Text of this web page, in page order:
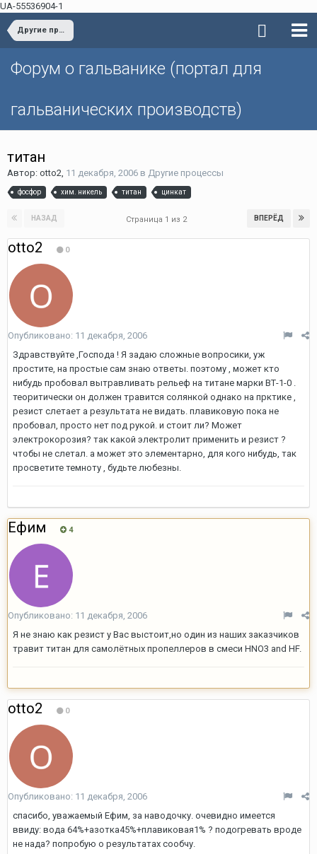
UA-55536904-1
Другие процессы
Форум о гальванике (портал для
гальванических производств)
титан
Автор: otto2, 11 декабря, 2006 в Другие процессы
фосфор хим. никель титан цинкат
НАЗАД ВПЕРЁД
Страница 1 из 2
otto2 0
Опубликовано: 11 декабря, 2006
Здравствуйте ,Господа ! Я задаю сложные вопросики, уж
простите, на простые сам знаю ответы. поэтому , может кто
нибудь пробовал вытравливать рельеф на титане марки ВТ-1-0 .
теоритически он должен травится солянкой однако на прктике ,
резист слетает а результата не видать. плавиковую пока не
пробовал, просто нет под рукой. и стоит ли? Может
электрокорозия? так какой электролит применить и резист ?
чтобы не слетал. а может это элементарно, для кого нибудь, так
просветите темноту , будьте любезны.
Ефим 4
Опубликовано: 11 декабря, 2006
Я не знаю как резист у Вас выстоит,но один из наших заказчиков
травит титан для самолётных пропеллеров в смеси HNO3 and HF.
otto2 0
Опубликовано: 11 декабря, 2006
спасибо, уважаемый Ефим, за наводочку. очевидно имеется
ввиду: вода 64%+азотка45%+плавиковая1% ? подогревать вроде
не нада? попробую о результатах сообчу.